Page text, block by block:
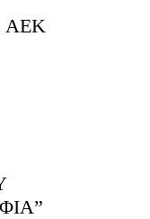
ΑΕΚ